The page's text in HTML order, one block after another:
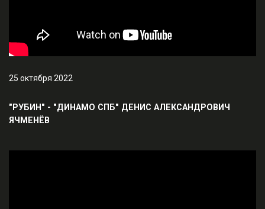
25 октября 2022
"РУБИН" - "ДИНАМО СПБ" ДЕНИС АЛЕКСАНДРОВИЧ
ЯЧМЕНЁВ